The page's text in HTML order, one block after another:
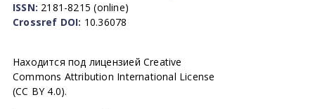
ISSN: 2181-8215 (online)
Crossref DOI: 10.36078
Находится под лицензией Creative
Commons Attribution International License
(CC BY 4.0).